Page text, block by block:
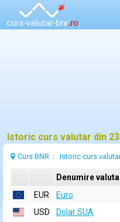
Istoric curs valutar din
Curs BNR Istoric curs
Denumire valuta
EUR
Euro
USD
Dolar SUA